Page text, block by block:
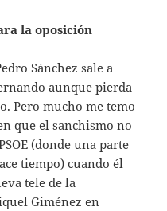
la oposición
Sánchez sale a
aunque pierda
Pero mucho me temo
que el sanchismo no
(donde una parte
tiempo) cuando él
tele de la
Giménez en